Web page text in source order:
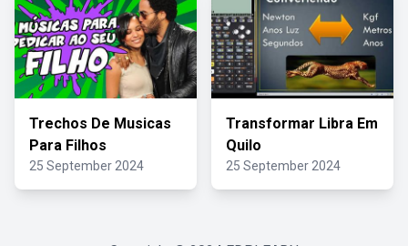
Trechos De Musicas
Para Filhos
25 September 2024
Transformar Libra Em
Quilo
25 September 2024